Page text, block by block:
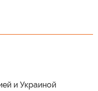
и Украиной